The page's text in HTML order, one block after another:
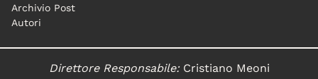
Archivio Post
Autori
Direttore Responsabile:Cristiano Meoni